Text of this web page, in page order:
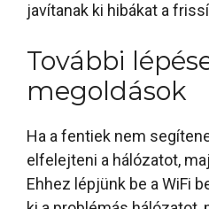
javítanak ki hibákat a
További
megoldások
Ha a fentiek nem
elfelejteni a hálózatot,
Ehhez lépjünk be a WiFi